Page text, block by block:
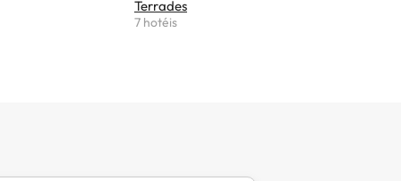
Terrades
7 hotéis